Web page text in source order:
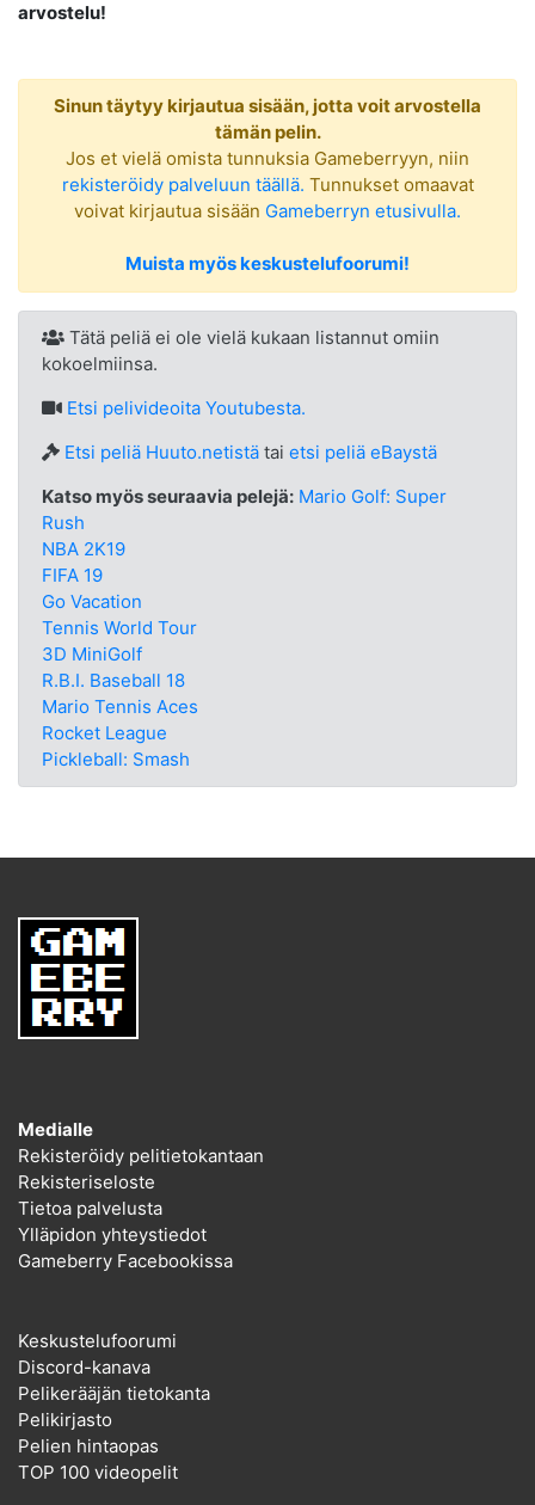
arvostelu!
Sinun täytyy kirjautua sisään, jotta voit arvostella
tämän pelin.
Jos et vielä omista tunnuksia Gameberryyn, niin
rekisteröidy palveluun täällä. Tunnukset omaavat
voivat kirjautua sisään Gameberryn etusivulla.
Muista myös keskustelufoorumi!
Tätä peliä ei ole vielä kukaan listannut omiin
kokoelmiinsa.
Etsi pelivideoita Youtubesta.
Etsi peliä Huuto.netistätai etsi peliä eBaystä
Katso myös seuraavia pelejä: Mario Golf: Super
Rush
NBA 2K19
FIFA 19
Go Vacation
Tennis World Tour
3D MiniGolf
R.B.I. Baseball 18
Mario Tennis Aces
Rocket League
Pickleball: Smash
Medialle
Rekisteröidy pelitietokantaan
Rekisteriseloste
Tietoa palvelusta
Ylläpidon yhteystiedot
Gameberry Facebookissa
Keskustelufoorumi
Discord-kanava
Pelikerääjän tietokanta
Pelikirjasto
Pelien hintaopas
TOP 100 videopelit